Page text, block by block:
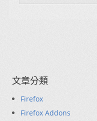
文章分類
Firefox
Firefox Addons